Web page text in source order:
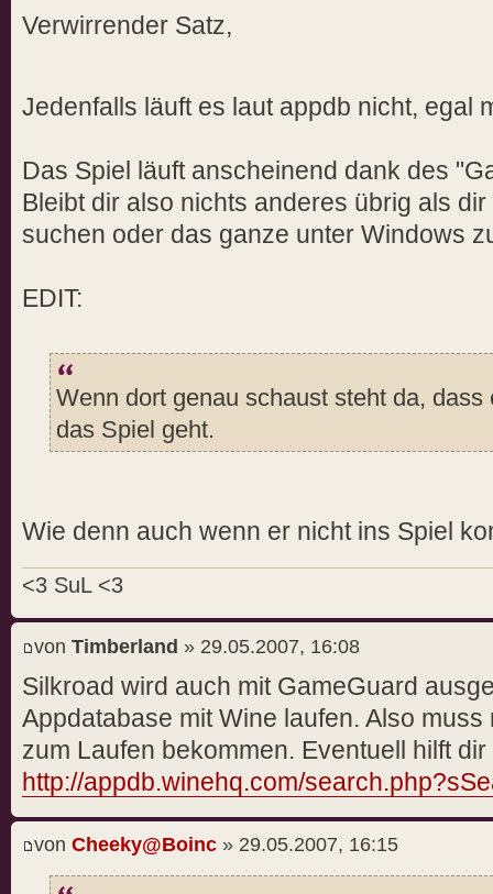
Verwirrender Satz,
Jedenfalls läuft es laut appdb nicht, egal
Das Spiel läuft anscheinend dank des
Bleibt dir also nichts anderes übrig als
suchen oder das ganze unter Windows
EDIT:
Wenn dort genau schaust steht da,
das Spiel geht.
Wie denn auch wenn er nicht ins Spiel
<3 SuL <3
von Timberland » 29.05.2007, 16:08
Silkroad wird auch mit GameGuard
Appdatabase mit Wine laufen. Also
zum Laufen bekommen. Eventuell hilft
http://appdb.winehq.com/
von Cheeky@Boinc » 29.05.2007, 16:15